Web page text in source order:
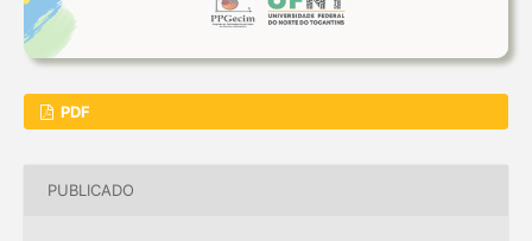
PDF
PUBLICADO